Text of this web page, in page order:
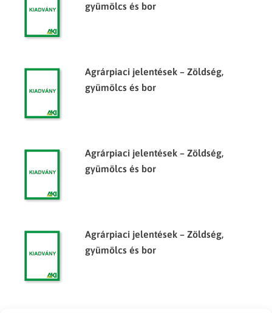
gyümölcs és bor
Agrárpiaci jelentések – Zöldség,
gyümölcs és bor
Agrárpiaci jelentések – Zöldség,
gyümölcs és bor
Agrárpiaci jelentések – Zöldség,
gyümölcs és bor